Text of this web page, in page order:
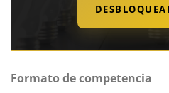
Formato de competencia